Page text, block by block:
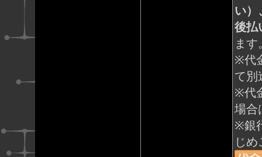
い）
後払
ます
※代
て別
※代
場合
※銀
じ